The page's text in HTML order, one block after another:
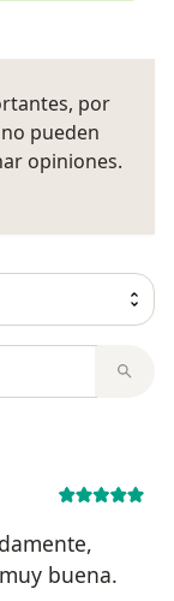
por
pueden
opiniones.
buena.